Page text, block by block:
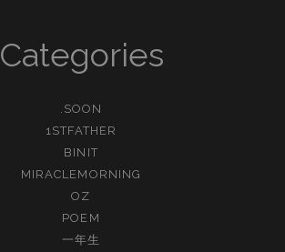
Categories
.SOON
1STFATHER
BINIT
MIRACLEMORNING
OZ
POEM
一年生